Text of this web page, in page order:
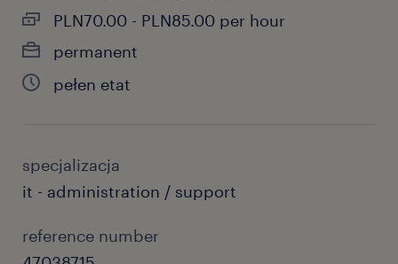
PLN70.00 - PLN85.00 per hour
permanent
pełen etat
specjalizacja
it - administration / support
reference number